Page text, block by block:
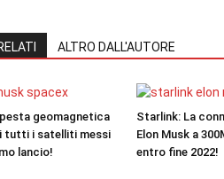
ALTRO DALL'AUTORE
geomagnetica
tutti i satelliti messi
lancio!
Starlink: La
Elon Musk a
entro fine 2022!